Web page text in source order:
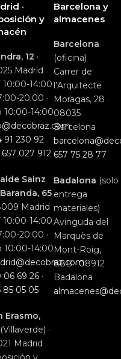
·
y
12 ·
Madrid
10:00-14:00
20:00 ·
10:00-14:00
91 230 92
657 027 912
Sainz
65
Madrid
10:00-14:00
20:00 ·
10:00-14:00
06 69 26 ·
85 05 05
Erasmo,
(Villaverde) ·
Madrid
Barcelona y
almacenes
Barcelona
(oficina)
Carrer de
l’Arquitecte
Moragas, 28 ·
08035
Barcelona
657 75 28 77
Badalona (solo
entrega
materiales)
Avinguda del
Marquès de
Mont-Roig,
88B · 08912
Badalona